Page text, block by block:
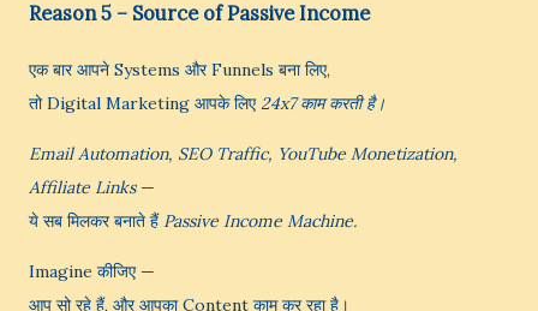
Reason 5 – Source of Passive Income
एक बार आपने Systems और Funnels बना लिए,
तो Digital Marketing आपके लिए24x7 काम करती है।
Email Automation, SEO Traffic, YouTube Monetization,
Affiliate Links—
ये सब मिलकर बनाते हैं Passive Income Machine.
Imagine कीजिए —
आप सो रहे हैं, और आपका Content काम कर रहा है।